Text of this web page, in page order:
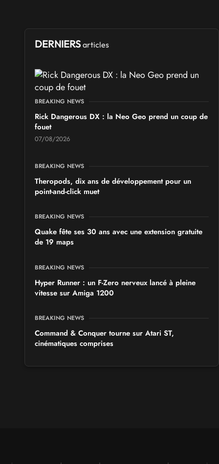
SALONS & CONVENTIONS GEEKS
Ponta Geek 2026
SALONS & CONVENTIONS GEEKS
GeekNIID 2026
les 19 et 20 septembre 2026 - à Grigny
SALONS & CONVENTIONS GEEKS
Japan Manga Wave Colmar 2026
DERNIERS articles
BREAKING NEWS
Rick Dangerous DX : la Neo Geo prend un coup de
fouet
07/08/2026
BREAKING NEWS
Theropods, dix ans de développement pour un
point-and-click muet
BREAKING NEWS
Quake fête ses 30 ans avec une extension gratuite
de 19 maps
BREAKING NEWS
Hyper Runner : un F-Zero nerveux lancé à pleine
vitesse sur Amiga 1200
BREAKING NEWS
Command & Conquer tourne sur Atari ST,
cinématiques comprises